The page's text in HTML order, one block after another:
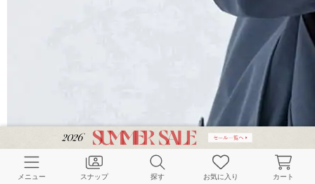
メニュー スナップ 探す お気に入り カート